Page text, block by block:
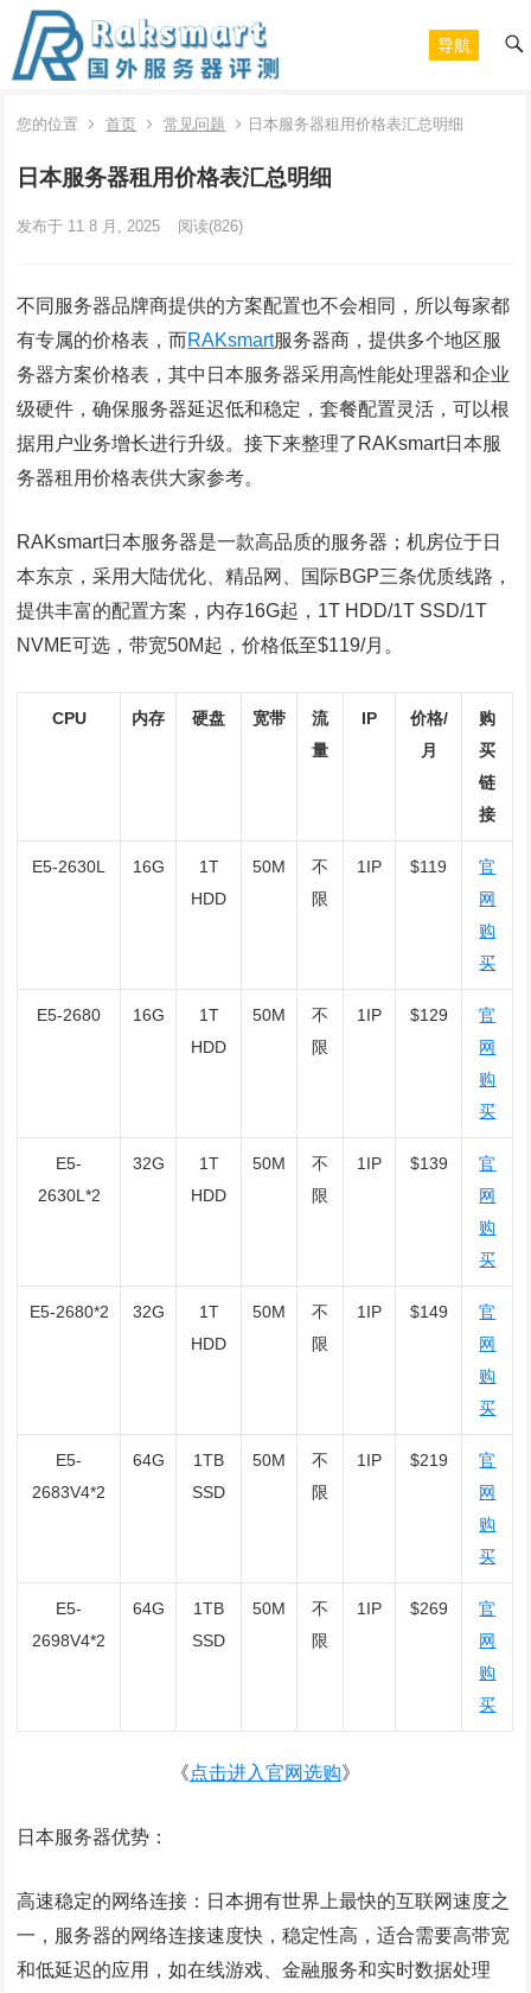
导航
您的位置 首页 常见问题 日本服务器租用价格表汇总明细
日本服务器租用价格表汇总明细
发布于 11 8 月, 2025 阅读(826)
不同服务器品牌商提供的方案配置也不会相同，所以每家都
有专属的价格表，而RAKsmart服务器商，提供多个地区服
务器方案价格表，其中日本服务器采用高性能处理器和企业
级硬件，确保服务器延迟低和稳定，套餐配置灵活，可以根
据用户业务增长进行升级。接下来整理了RAKsmart日本服
务器租用价格表供大家参考。
RAKsmart日本服务器是一款高品质的服务器；机房位于日
本东京，采用大陆优化、精品网、国际BGP三条优质线路，
提供丰富的配置方案，内存16G起，1T HDD/1T SSD/1T
NVME可选，带宽50M起，价格低至$119/月。
CPU 内存 硬盘 宽带
流
量
IP
价格/
月
购
买
链
接
E5-2630L 16G
1T
HDD
50M
不
限
1IP $119
官
网
购
买
E5-2680 16G
1T
HDD
50M
不
限
1IP $129
官
网
购
买
E5-
2630L*2
32G
1T
HDD
50M
不
限
1IP $139
官
网
购
买
E5-2680*2 32G
1T
HDD
50M
不
限
1IP $149
官
网
购
买
E5-
2683V4*2
64G
1TB
SSD
50M
不
限
1IP $219
官
网
购
买
E5-
2698V4*2
64G
1TB
SSD
50M
不
限
1IP $269
官
网
购
买
《点击进入官网选购》
日本服务器优势：
高速稳定的网络连接：日本拥有世界上最快的互联网速度之
一，服务器的网络连接速度快，稳定性高，适合需要高带宽
和低延迟的应用，如在线游戏、金融服务和实时数据处理